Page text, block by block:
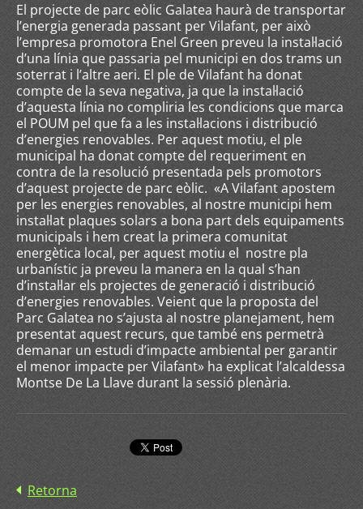
El projecte de parc eòlic Galatea haurà de transportar
l’energia generada passant per Vilafant, per això
l’empresa promotora Enel Green preveu la instal·lació
d’una línia que passaria pel municipi en dos trams un
soterrat i l’altre aeri. El ple de Vilafant ha donat
compte de la seva negativa, ja que la instal·lació
d’aquesta línia no compliria les condicions que marca
el POUM pel que fa a les instal·lacions i distribució
d’energies renovables. Per aquest motiu, el ple
municipal ha donat compte del requeriment en
contra de la resolució presentada pels promotors
d’aquest projecte de parc eòlic. «A Vilafant apostem
per les energies renovables, al nostre municipi hem
instal·lat plaques solars a bona part dels equipaments
municipals i hem creat la primera comunitat
energètica local, per aquest motiu el nostre pla
urbanístic ja preveu la manera en la qual s’han
d’instal·lar els projectes de generació i distribució
d’energies renovables. Veient que la proposta del
Parc Galatea no s’ajusta al nostre planejament, hem
presentat aquest recurs, que també ens permetrà
demanar un estudi d’impacte ambiental per garantir
el menor impacte per Vilafant» ha explicat l’alcaldessa
Montse De La Llave durant la sessió plenària.
Retorna